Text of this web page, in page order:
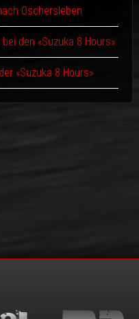
Oschersleben
den «Suzuka 8 Hours»
«Suzuka 8 Hours»